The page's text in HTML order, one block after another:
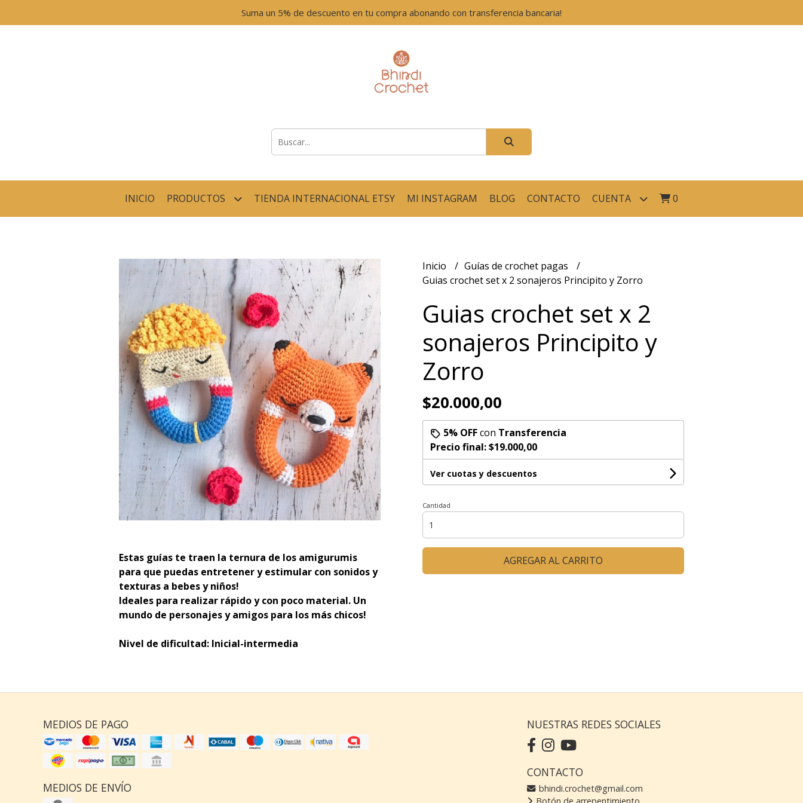
Suma un 5% de descuento en tu compra abonando con transferencia bancaria!
INICIO PRODUCTOS TIENDA INTERNACIONAL ETSY MI INSTAGRAM BLOG CONTACTO CUENTA 0
Estas guías te traen la ternura de los amigurumis
para que puedas entretener y estimular con sonidos y
texturas a bebes y niños!
Ideales para realizar rápido y con poco material. Un
mundo de personajes y amigos para los más chicos!
Nivel de dificultad: Inicial-intermedia
Inicio
Guías de crochet pagas
Guias crochet set x 2 sonajeros Principito y Zorro
Guias crochet set x 2
sonajeros Principito y
Zorro
$20.000,00
5% OFFcon Transferencia
Precio final:$19.000,00
Ver cuotas y descuentos
Cantidad
AGREGAR AL CARRITO
MEDIOS DE PAGO
MEDIOS DE ENVÍO
NUESTRAS REDES SOCIALES
CONTACTO
bhindi.crochet@gmail.com